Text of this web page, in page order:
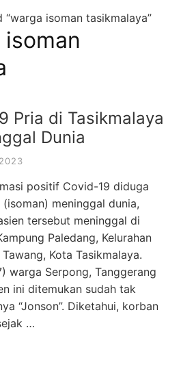
“warga isoman tasikmalaya”
Pria di Tasikmalaya
Dunia
positif Covid-19 diduga
meninggal dunia,
tersebut meninggal di
Paledang, Kelurahan
Kota Tasikmalaya.
warga Serpong, Tanggerang
ini ditemukan sudah tak
“Jonson”. Diketahui, korban
…